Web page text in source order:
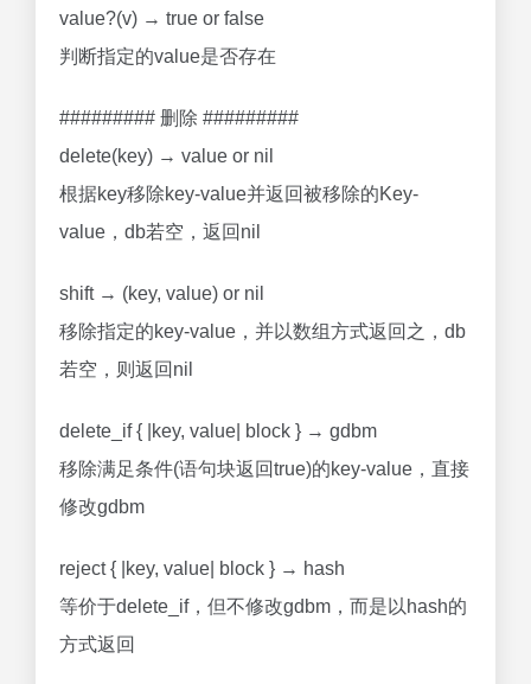
value?(v) → true or false
判断指定的value是否存在
######### 删除 #########
delete(key) → value or nil
根据key移除key-value并返回被移除的Key-
value，db若空，返回nil
shift → (key, value) or nil
移除指定的key-value，并以数组方式返回之，db
若空，则返回nil
delete_if { |key, value| block } → gdbm
移除满足条件(语句块返回true)的key-value，直接
修改gdbm
reject { |key, value| block } → hash
等价于delete_if，但不修改gdbm，而是以hash的
方式返回